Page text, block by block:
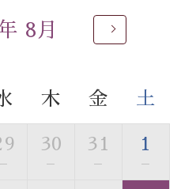
席 美湖膳（二十四節気と
源泉です。身も心も癒され
8月
木 金 土
—
30
—
31
—
1
—